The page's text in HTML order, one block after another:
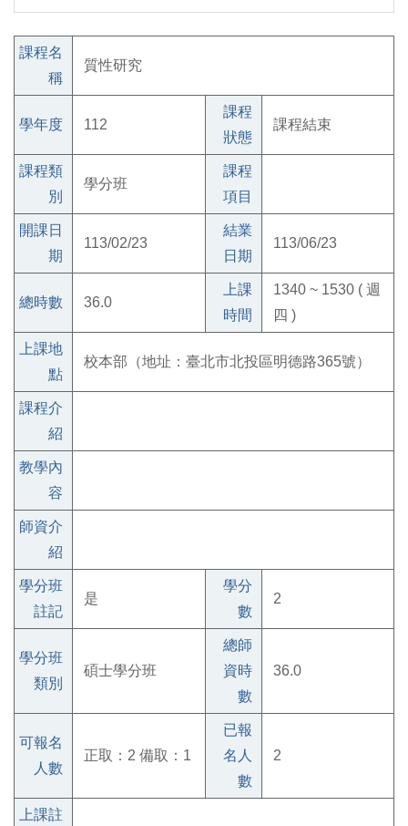
課程名
稱
質性研究
學年度 112
課程
狀態
課程結束
課程類
別
學分班
課程
項目
開課日
期
113/02/23
結業
日期
113/06/23
總時數 36.0
上課
時間
1340 ~ 1530 ( 週
四 )
上課地
點
校本部（地址：臺北市北投區明德路365號）
課程介
紹
教學內
容
師資介
紹
學分班
註記
是
學分
數
2
學分班
類別
碩士學分班
總師
資時
數
36.0
可報名
人數
正取：2 備取：1
已報
名人
數
2
上課註